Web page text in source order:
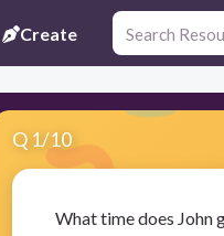
Create
Q 1/10
What time does John